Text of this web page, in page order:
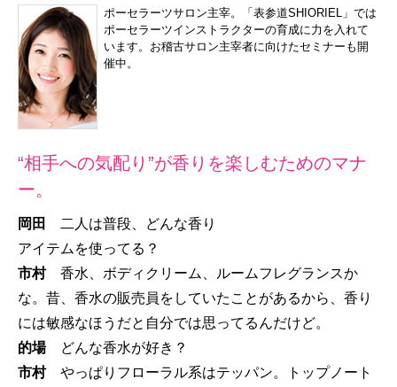
ポーセラーツサロン主宰。「表参道SHIORIEL」では
ポーセラーツインストラクターの育成に力を入れて
います。お稽古サロン主宰者に向けたセミナーも開
催中。
“相手への気配り”が香りを楽しむためのマナ
ー。
岡田
二人は普段、どんな香り
アイテムを使ってる？
市村香水、ボディクリーム、ルームフレグランスか
な。昔、香水の販売員をしていたことがあるから、香り
には敏感なほうだと自分では思ってるんだけど。
的場どんな香水が好き？
市村やっぱりフローラル系はテッパン。トップノート